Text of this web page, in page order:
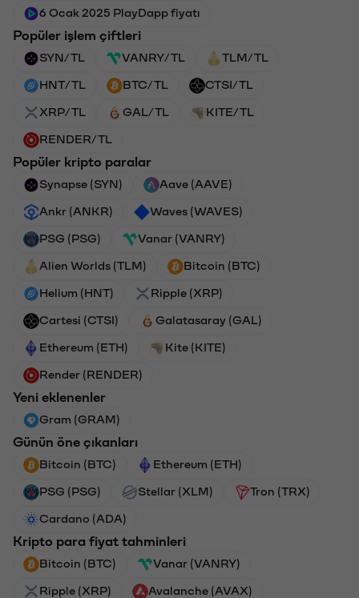
6 Ocak 2025 PlayDapp fiyatı
Popüler işlem çiftleri
SYN/TL VANRY/TL TLM/TL
HNT/TL BTC/TL CTSI/TL
XRP/TL GAL/TL KITE/TL
RENDER/TL
Popüler kripto paralar
Synapse (SYN) Aave (AAVE)
Ankr (ANKR) Waves (WAVES)
PSG (PSG) Vanar (VANRY)
Alien Worlds (TLM) Bitcoin (BTC)
Helium (HNT) Ripple (XRP)
Cartesi (CTSI) Galatasaray (GAL)
Ethereum (ETH) Kite (KITE)
Render (RENDER)
Yeni eklenenler
Gram (GRAM)
Günün öne çıkanları
Bitcoin (BTC) Ethereum (ETH)
PSG (PSG) Stellar (XLM) Tron (TRX)
Cardano (ADA)
Kripto para fiyat tahminleri
Bitcoin (BTC) Vanar (VANRY)
Ripple (XRP) Avalanche (AVAX)